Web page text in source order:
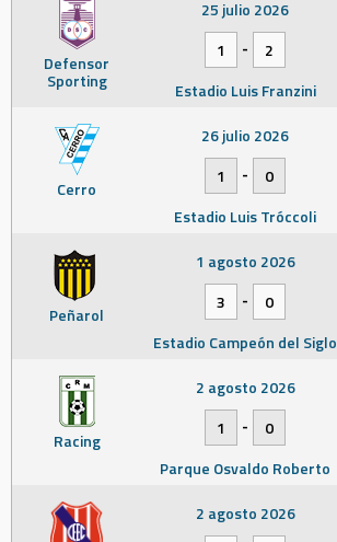
Defensor
Sporting
25 julio 2026
1
-
2
Estadio Luis Franzini
Cerro
26 julio 2026
1
-
0
Estadio Luis Tróccoli
Peñarol
1 agosto 2026
3
-
0
Estadio Campeón del Siglo
Racing
2 agosto 2026
1
-
0
Parque Osvaldo Roberto
2 agosto 2026